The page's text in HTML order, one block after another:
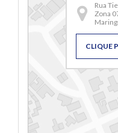
Rua
Zona
CLIQUE